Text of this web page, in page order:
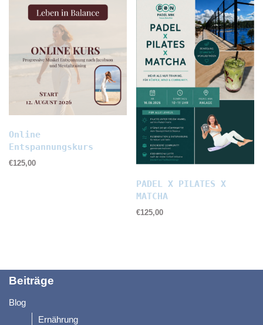
Online
Entspannungskurs
€125,00
PADEL X PILATES X
MATCHA
€125,00
Beiträge
Blog
Ernährung